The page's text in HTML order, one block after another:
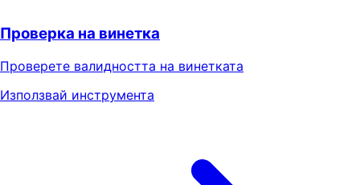
Проверка на винетка
Проверете валидността на винетката
Използвай инструмента